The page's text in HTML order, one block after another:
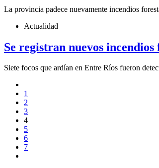
La provincia padece nuevamente incendios
Actualidad
Se registran nuevos
Siete focos que ardían en Entre Ríos fueron
1
2
3
4
5
6
7